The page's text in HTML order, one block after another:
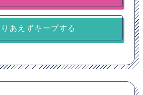
りあえずキープする